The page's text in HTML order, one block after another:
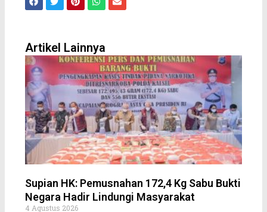
a
o
o
k
w
e
r
i
r
e
s
h
a
p
p
n
e
Artikel Lainnya
Supian HK: Pemusnahan 172,4 Kg Sabu Bukti
Negara Hadir Lindungi Masyarakat
4 Agustus 2026